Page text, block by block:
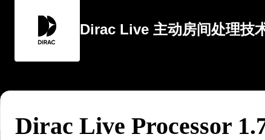
Dirac Live 主动房间处理技
Dirac Live Processor